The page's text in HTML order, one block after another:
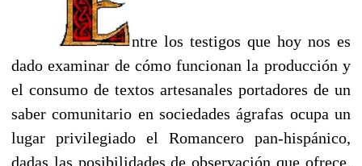
ntre los testigos que hoy nos es
dado examinar de cómo funcionan la producción y
el consumo de textos artesanales portadores de un
saber comunitario en sociedades ágrafas ocupa un
lugar privilegiado el Romancero pan-hispánico,
dadas las posibilidades de observación que ofrece.